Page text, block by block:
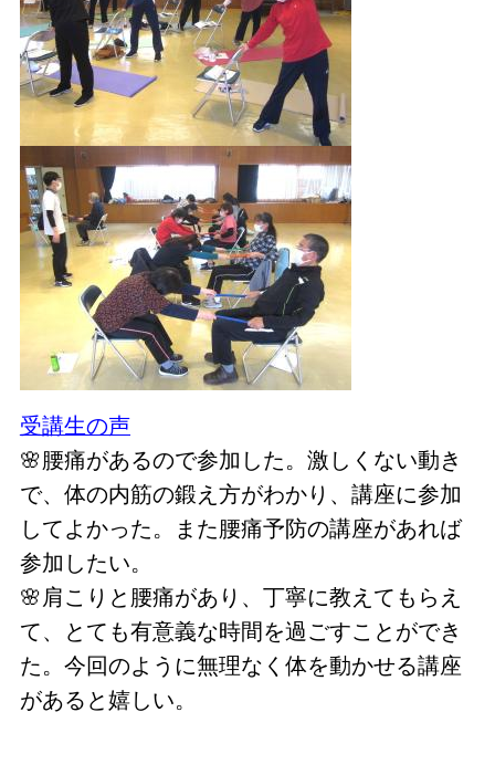
受講生の声
🌸腰痛があるので参加した。激しくない動き
で、体の内筋の鍛え方がわかり、講座に参加
してよかった。また腰痛予防の講座があれば
参加したい。
🌸肩こりと腰痛があり、丁寧に教えてもらえ
て、とても有意義な時間を過ごすことができ
た。今回のように無理なく体を動かせる講座
があると嬉しい。